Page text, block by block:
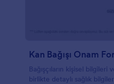
Kan Bağışı Onam
Bağışçıların kişisel
birlikte detaylı sağlık